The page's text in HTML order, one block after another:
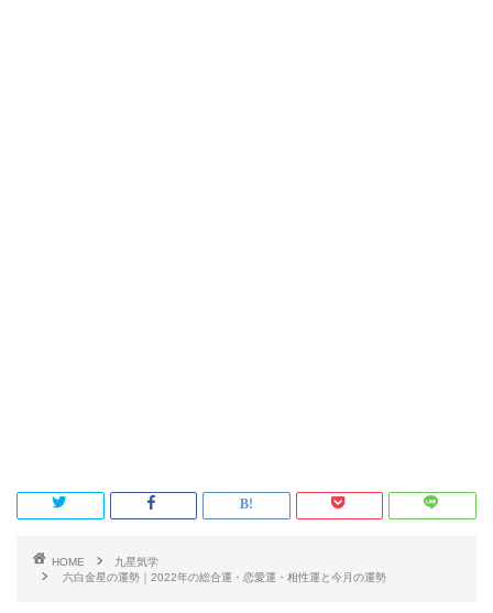
HOME
九星気学
六白金星の運勢｜2022年の総合運・恋愛運・相性運と今月の運勢